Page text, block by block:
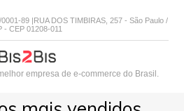
89 |RUA DOS TIMBIRAS, 257 - São Paulo /
- CEP 01208-011
empresa de e-commerce do Brasil.